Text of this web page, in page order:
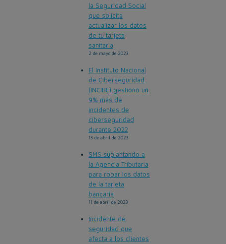
la Seguridad Social
que solicita
actualizar los datos
de tu tarjeta
sanitaria
2 de mayo de 2023
El Instituto Nacional
de Ciberseguridad
(INCIBE) gestionó un
9% más de
incidentes de
ciberseguridad
durante 2022
13 de abril de 2023
SMS suplantando a
la Agencia Tributaria
para robar los datos
de la tarjeta
bancaria
11 de abril de 2023
Incidente de
seguridad que
afecta a los clientes